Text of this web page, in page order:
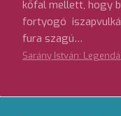
kőfal mellett, hogy
fortyogó
fura szagú…
Sarány István: